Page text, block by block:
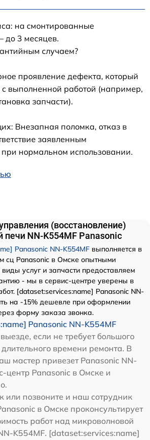
на смонтированные
3 месяцев.
случаем?
проявление дефекта, который
выполненной работой (например,
запчасти).
Внезапная поломка, отказ в
заявленным
нормальном использовании.
(восстановление)
печи NN-K554MF Panasonic
Panasonic NN-K554MF выполняется в
сц Panasonic в Омске опытными
услуг и запчасти предоставляем
- мы в сервис-центре уверены в
[dataset:services:name] Panasonic NN-
на -15% дешевле при оформлении
форму заказа звонка.
Panasonic NN-K554MF
если не требует большого
времени ремонта. В
мастер привезет Panasonic NN-
центр Panasonic в Омске и
или позвоните и наш сотрудник
в Омске проконсультирует
работ над микроволновой
K554MF. [dataset:services:name]